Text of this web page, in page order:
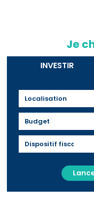
Je
INVESTIR
Budget